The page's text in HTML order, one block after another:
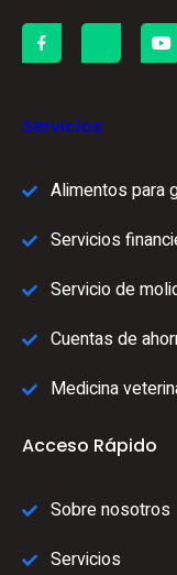
Servicios
Alimentos para
Servicios
Servicio de
Cuentas de
Medicina
Acceso Rápido
Sobre nosotros
Servicios